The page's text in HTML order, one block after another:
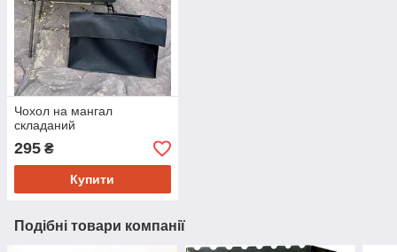
Чохол на мангал
складаний
295 ₴
Купити
Подібні товари компанії